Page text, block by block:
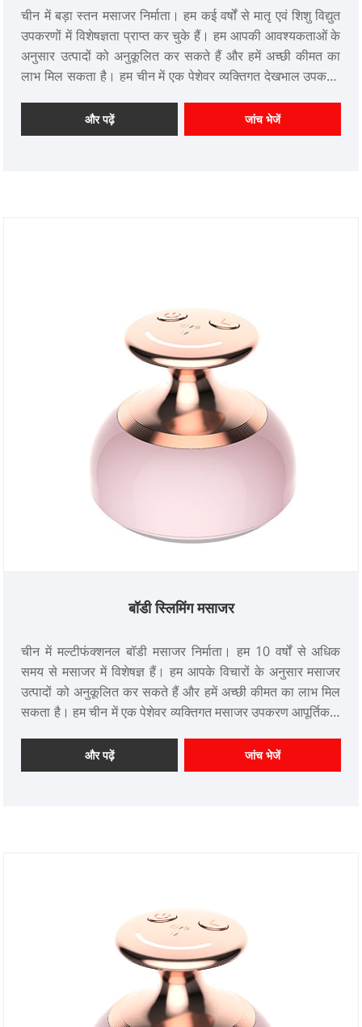
चीन में बड़ा स्तन मसाजर निर्माता। हम कई वर्षों से मातृ एवं शिशु विद्युत
उपकरणों में विशेषज्ञता प्राप्त कर चुके हैं। हम आपकी आवश्यकताओं के
अनुसार उत्पादों को अनुकूलित कर सकते हैं और हमें अच्छी कीमत का
लाभ मिल सकता है। हम चीन में एक पेशेवर व्यक्तिगत देखभाल उपकरण
और पढ़ें जांच भेजें
बॉडी स्लिमिंग मसाजर
चीन में मल्टीफंक्शनल बॉडी मसाजर निर्माता। हम 10 वर्षों से अधिक
समय से मसाजर में विशेषज्ञ हैं। हम आपके विचारों के अनुसार मसाजर
उत्पादों को अनुकूलित कर सकते हैं और हमें अच्छी कीमत का लाभ मिल
सकता है। हम चीन में एक पेशेवर व्यक्तिगत मसाजर उपकरण आपूर्तिकर्ता
और पढ़ें जांच भेजें